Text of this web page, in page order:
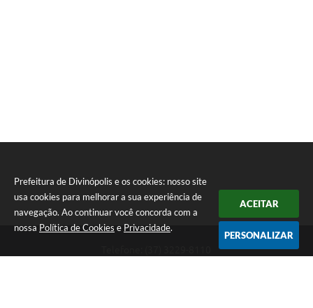
Prefeitura de Divinópolis e os cookies: nosso site
usa cookies para melhorar a sua experiência de
navegação. Ao continuar você concorda com a
nossa Política de Cookies e Privacidade.
ACEITAR
PERSONALIZAR